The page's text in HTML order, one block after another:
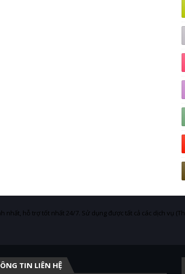
nhất, hỗ trợ tốt nhất 24/7. Sử dụng được tất cả các dịch vụ
TIN LIÊN HỆ